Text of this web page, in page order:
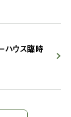
ハウス臨時